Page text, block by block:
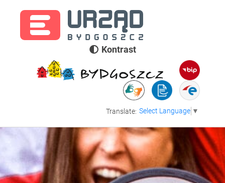
Kontrast
Select Language ▼
Translate: